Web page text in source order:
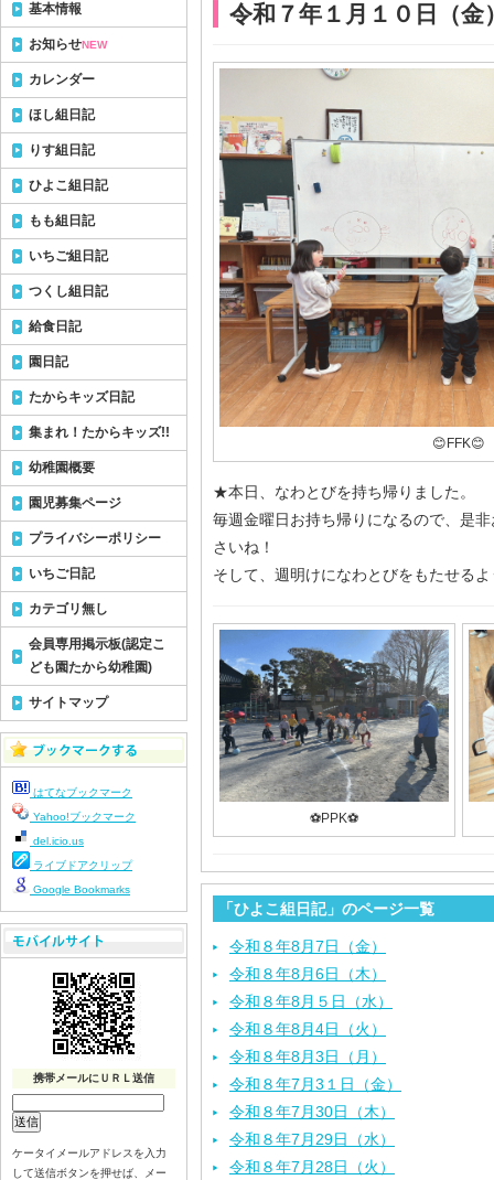
令和７年１月１０日（金
😊FFK😊
★本日、なわとびを持ち帰りました。
毎週金曜日お持ち帰りになるので、是
さいね！
そして、週明けになわとびをもたせる
⚽️PPK⚽️
「ひよこ組日記」のページ一覧
令和８年8月7日（金）
令和８年8月6日（木）
令和８年8月５日（水）
令和８年8月4日（火）
令和８年8月3日（月）
令和８年7月3１日（金）
令和８年7月30日（木）
令和８年7月29日（水）
令和８年7月28日（火）
基本情報
お知らせNEW
カレンダー
ほし組日記
りす組日記
ひよこ組日記
もも組日記
いちご組日記
つくし組日記
給食日記
園日記
たからキッズ日記
集まれ！たからキッズ!!
幼稚園概要
園児募集ページ
プライバシーポリシー
いちご日記
カテゴリ無し
会員専用掲示板(認定こ
ども園たから幼稚園)
サイトマップ
はてなブックマーク
Yahoo!ブックマーク
del.icio.us
ライブドアクリップ
Google Bookmarks
携帯メールにＵＲＬ送信
ケータイメールアドレスを入力
して送信ボタンを押せば、メー